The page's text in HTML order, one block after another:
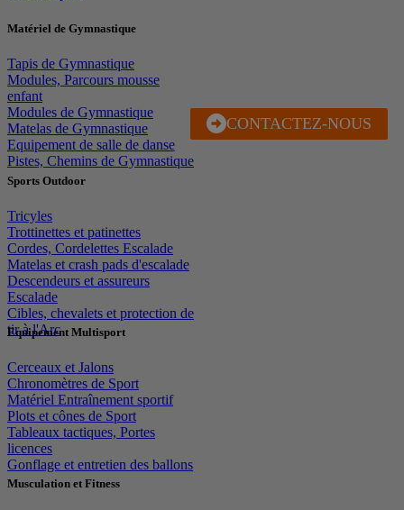
J'EN PROFITE
CONTACTEZ-NOUS
Matériel de Gymnastique
Tapis de Gymnastique
Modules, Parcours mousse
enfant
Modules de Gymnastique
Matelas de Gymnastique
Equipement de salle de danse
Pistes, Chemins de Gymnastique
Sports Outdoor
Tricyles
Trottinettes et patinettes
Cordes, Cordelettes Escalade
Matelas et crash pads d'escalade
Descendeurs et assureurs
Escalade
Cibles, chevalets et protection de
tir à l'Arc
Equipement Multisport
Cerceaux et Jalons
Chronomètres de Sport
Matériel Entraînement sportif
Plots et cônes de Sport
Tableaux tactiques, Portes
licences
Gonflage et entretien des ballons
Musculation et Fitness